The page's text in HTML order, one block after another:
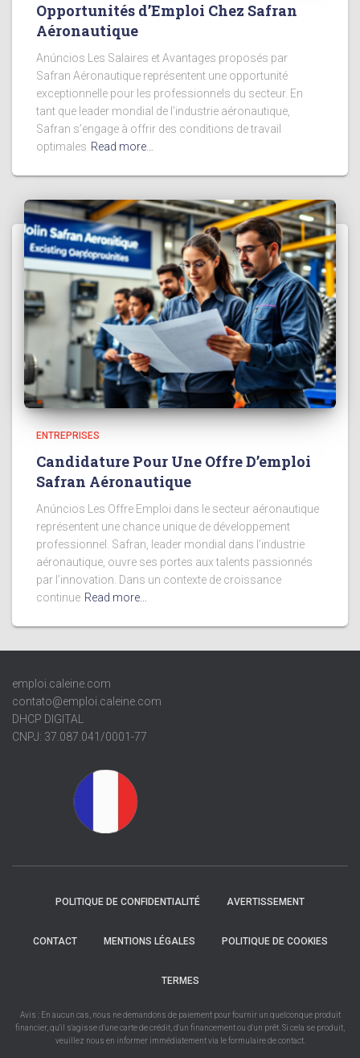
Opportunités d’Emploi Chez Safran
Aéronautique
Anúncios Les Salaires et Avantages proposés par
Safran Aéronautique représentent une opportunité
exceptionnelle pour les professionnels du secteur. En
tant que leader mondial de l’industrie aéronautique,
Safran s’engage à offrir des conditions de travail
optimales Read more…
ENTREPRISES
Candidature Pour Une Offre D’emploi
Safran Aéronautique
Anúncios Les Offre Emploi dans le secteur aéronautique
représentent une chance unique de développement
professionnel. Safran, leader mondial dans l’industrie
aéronautique, ouvre ses portes aux talents passionnés
par l’innovation. Dans un contexte de croissance
continue Read more…
emploi.caleine.com
contato@emploi.caleine.com
DHCP DIGITAL
CNPJ: 37.087.041/0001-77
POLITIQUE DE CONFIDENTIALITÉ AVERTISSEMENT
CONTACT MENTIONS LÉGALES POLITIQUE DE COOKIES
TERMES
Avis : En aucun cas, nous ne demandons de paiement pour fournir un quelconque produit
financier, qu'il s'agisse d'une carte de crédit, d'un financement ou d'un prêt. Si cela se produit,
veuillez nous en informer immédiatement via le formulaire de contact.